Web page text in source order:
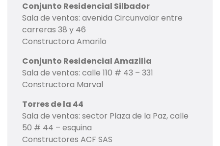
Conjunto Residencial Silbador
Sala de ventas: avenida Circunvalar entre
carreras 38 y 46
Constructora Amarilo
Conjunto Residencial Amazilia
Sala de ventas: calle 110 # 43 – 331
Constructora Marval
Torres de la 44
Sala de ventas: sector Plaza de la Paz, calle
50 # 44 – esquina
Constructores ACF SAS